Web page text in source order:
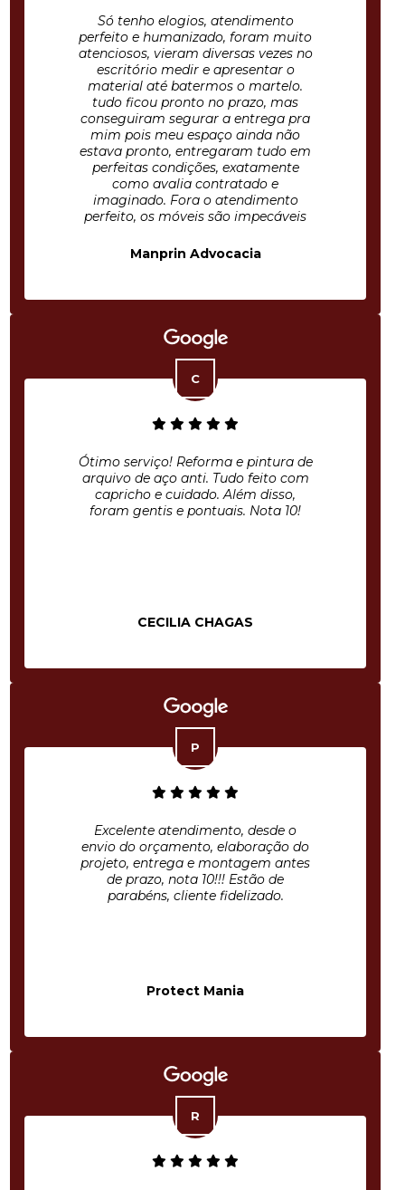
Só tenho elogios, atendimento
perfeito e humanizado, foram muito
atenciosos, vieram diversas vezes no
escritório medir e apresentar o
material até batermos o martelo.
tudo ficou pronto no prazo, mas
conseguiram segurar a entrega pra
mim pois meu espaço ainda não
estava pronto, entregaram tudo em
perfeitas condições, exatamente
como avalia contratado e
imaginado. Fora o atendimento
perfeito, os móveis são impecáveis
Manprin Advocacia
Ótimo serviço! Reforma e pintura de
arquivo de aço anti. Tudo feito com
capricho e cuidado. Além disso,
foram gentis e pontuais. Nota 10!
CECILIA CHAGAS
Excelente atendimento, desde o
envio do orçamento, elaboração do
projeto, entrega e montagem antes
de prazo, nota 10!!! Estão de
parabéns, cliente fidelizado.
Protect Mania